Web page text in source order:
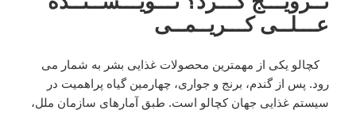
عـــلــی کـــریــمــی
کچالو یکی از مهمترین محصولات غذایی بشر به شمار می
رود. پس از گندم، برنج و جواری، چهارمین گیاه پراهمیت در
سیستم غذایی جهان کچالو است. طبق آمارهای سازمان ملل،